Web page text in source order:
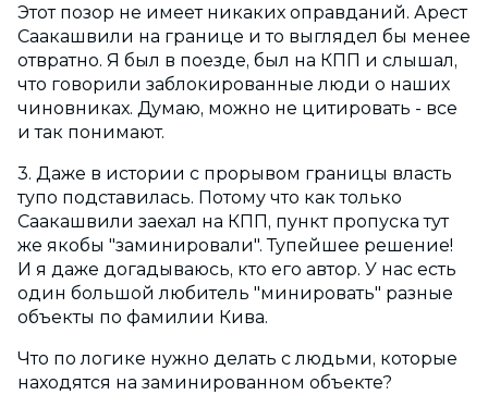
Этот позор не имеет никаких оправданий. Арест
Саакашвили на границе и то выглядел бы менее
отвратно. Я был в поезде, был на КПП и слышал,
что говорили заблокированные люди о наших
чиновниках. Думаю, можно не цитировать - все
и так понимают.
3. Даже в истории с прорывом границы власть
тупо подставилась. Потому что как только
Саакашвили заехал на КПП, пункт пропуска тут
же якобы "заминировали". Тупейшее решение!
И я даже догадываюсь, кто его автор. У нас есть
один большой любитель "минировать" разные
объекты по фамилии Кива.
Что по логике нужно делать с людьми, которые
находятся на заминированном объекте?